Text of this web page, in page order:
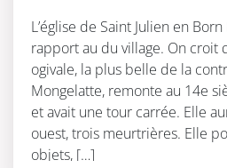
L’église de Saint Julien en
rapport au du village. On croit
ogivale, la plus belle de la
Mongelatte, remonte au 14e
et avait une tour carrée. Elle
ouest, trois meurtrières. Elle
objets, […]